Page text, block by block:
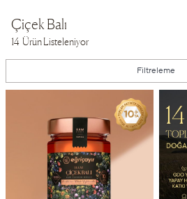
Çiçek Balı
14 Ürün Listeleniyor
Filtreleme